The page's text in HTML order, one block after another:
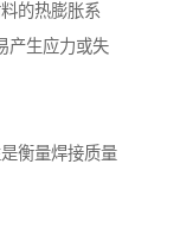
的热膨胀系
产生应力或失
衡量焊接质量